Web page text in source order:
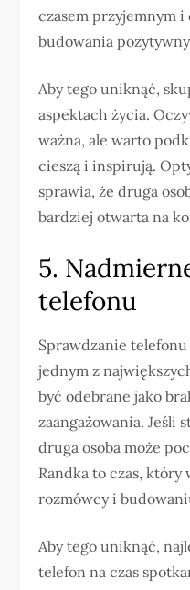
czasem przyjemnym i
budowania
Aby tego uniknąć,
aspektach życia.
ważna, ale warto
cieszą i inspirują.
sprawia, że druga
bardziej otwarta na
5.
telefonu
Sprawdzanie
jednym z
być odebrane jako
zaangażowania. Jeśli
druga osoba może
Randka to czas,
rozmówcy i
Aby tego uniknąć,
telefon na czas